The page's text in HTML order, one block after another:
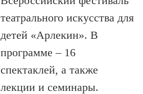
театрального искусства для
детей «Арлекин». В
программе – 16
спектаклей, а также
лекции и семинары.